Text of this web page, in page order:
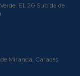
E1, 20 Subida de
Miranda, Caracas